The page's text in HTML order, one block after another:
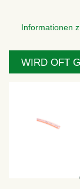
Informationen
WIRD OFT